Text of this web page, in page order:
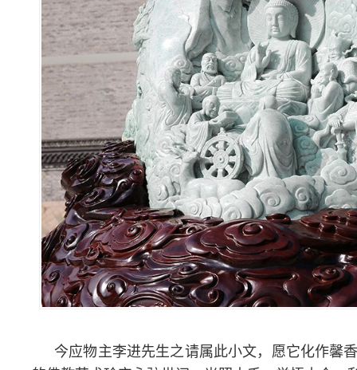
今应物主李进先生之请属此小文，愿它化作馨